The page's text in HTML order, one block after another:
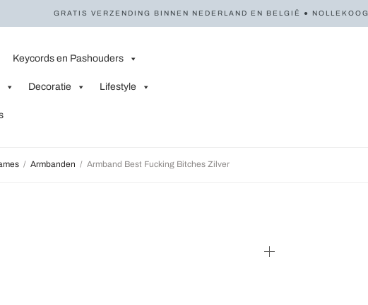
GRATIS VERZENDING BINNEN NEDERLAND EN BELGIË ●
Keycords en Pashouders
Decoratie Lifestyle
/ Armbanden / Armband Best Fucking Bitches Zilver